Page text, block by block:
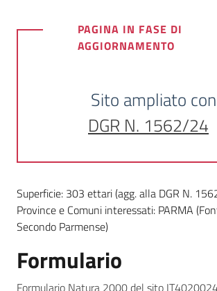
Foreste
Seguici
PAGINA IN FASE DI
AGGIORNAMENTO
Sito ampliato con
DGR N. 1562/24
Superficie: 303 ettari (agg. alla DGR N.
Province e Comuni interessati: PARMA
Secondo Parmense)
Formulario
Formulario Natura 2000 del sito